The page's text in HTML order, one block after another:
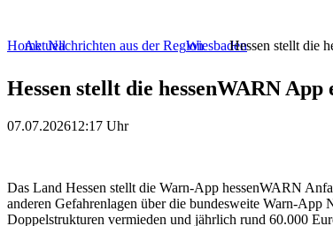
HomeAktuellNachrichten aus der RegionWiesbadenHessen stellt die
Hessen stellt die hessenWARN
07.07.202612:17 Uhr
Das Land Hessen stellt die Warn-App hessenWARN
anderen Gefahrenlagen über die bundesweite Warn-
Doppelstrukturen vermieden und jährlich rund 60.000